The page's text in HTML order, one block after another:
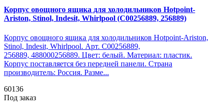
Корпус овощного ящика для холодильников Hotpoint-
Ariston, Stinol, Indesit, Whirlpool (C00256889, 256889)
Корпус овощного ящика для холодильников Hotpoint-Ariston,
Stinol, Indesit, Whirlpool. Арт. C00256889,
256889, 488000256889. Цвет: белый. Материал: пластик.
Корпус поставляется без передней панели. Страна
производитель: Россия. Разме...
60136
Под заказ